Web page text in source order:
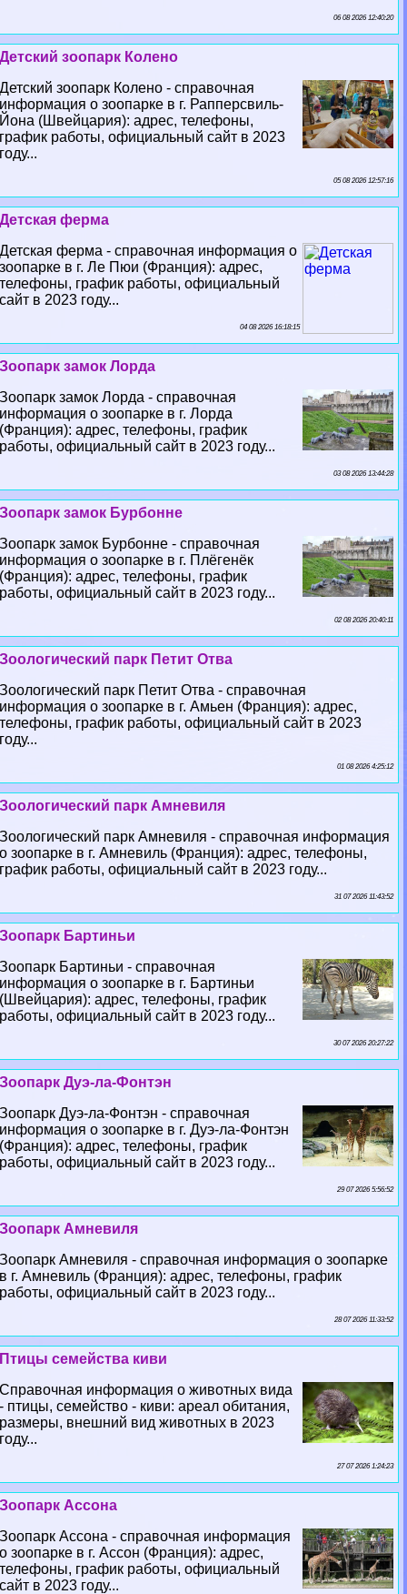
06 08 2026 12:40:20
Детский зоопарк Колено
Детский зоопарк Колено - справочная
информация о зоопарке в г. Рапперсвиль-
Йона (Швейцария): адрес, телефоны,
график работы, официальный сайт в 2023
году...
05 08 2026 12:57:16
Детская ферма
Детская ферма - справочная информация о
зоопарке в г. Ле Пюи (Франция): адрес,
телефоны, график работы, официальный
сайт в 2023 году...
04 08 2026 16:18:15
Зоопарк замок Лорда
Зоопарк замок Лорда - справочная
информация о зоопарке в г. Лорда
(Франция): адрес, телефоны, график
работы, официальный сайт в 2023 году...
03 08 2026 13:44:28
Зоопарк замок Бурбонне
Зоопарк замок Бурбонне - справочная
информация о зоопарке в г. Плёгенёк
(Франция): адрес, телефоны, график
работы, официальный сайт в 2023 году...
02 08 2026 20:40:11
Зоологический парк Петит Отва
Зоологический парк Петит Отва - справочная
информация о зоопарке в г. Амьен (Франция): адрес,
телефоны, график работы, официальный сайт в 2023
году...
01 08 2026 4:25:12
Зоологический парк Амневиля
Зоологический парк Амневиля - справочная информация
о зоопарке в г. Амневиль (Франция): адрес, телефоны,
график работы, официальный сайт в 2023 году...
31 07 2026 11:43:52
Зоопарк Бартиньи
Зоопарк Бартиньи - справочная
информация о зоопарке в г. Бартиньи
(Швейцария): адрес, телефоны, график
работы, официальный сайт в 2023 году...
30 07 2026 20:27:22
Зоопарк Дуэ-ла-Фонтэн
Зоопарк Дуэ-ла-Фонтэн - справочная
информация о зоопарке в г. Дуэ-ла-Фонтэн
(Франция): адрес, телефоны, график
работы, официальный сайт в 2023 году...
29 07 2026 5:56:52
Зоопарк Амневиля
Зоопарк Амневиля - справочная информация о зоопарке
в г. Амневиль (Франция): адрес, телефоны, график
работы, официальный сайт в 2023 году...
28 07 2026 11:33:52
Птицы семейства киви
Справочная информация о животных вида
- птицы, семейство - киви: ареал обитания,
размеры, внешний вид животных в 2023
году...
27 07 2026 1:24:23
Зоопарк Ассона
Зоопарк Ассона - справочная информация
о зоопарке в г. Ассон (Франция): адрес,
телефоны, график работы, официальный
сайт в 2023 году...